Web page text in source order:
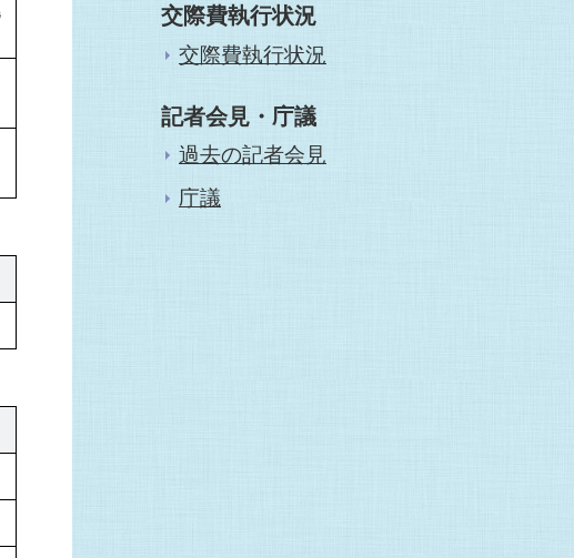
交際費執行状況
交際費執行状況
記者会見・庁議
過去の記者会見
庁議